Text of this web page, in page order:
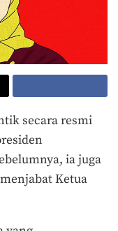
secara resmi
ia juga
Ketua